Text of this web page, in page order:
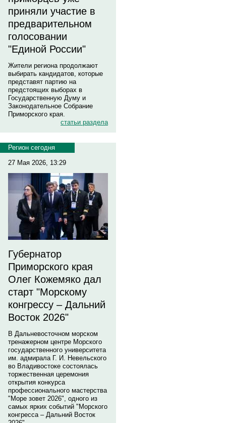
приняли участие в
предварительном
голосовании
"Единой России"
Жители региона продолжают
выбирать кандидатов, которые
представят партию на
предстоящих выборах в
Государственную Думу и
Законодательное Собрание
Приморского края.
статьи раздела
Регион сегодня
27 Мая 2026, 13:29
Губернатор
Приморского края
Олег Кожемяко дал
старт "Морскому
конгрессу – Дальний
Восток 2026"
В Дальневосточном морском
тренажерном центре Морского
государственного университета
им. адмирала Г. И. Невельского
во Владивостоке состоялась
торжественная церемония
открытия конкурса
профессионального мастерства
"Море зовет 2026", одного из
самых ярких событий "Морского
конгресса – Дальний Восток